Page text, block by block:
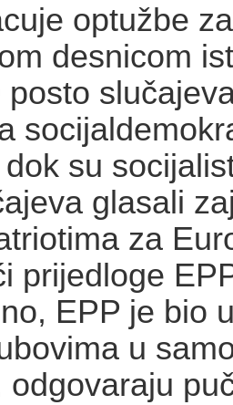
optužbe
desnicom
posto
su
glasali
za
prijedloge
EPP je bio
u
odgovaraju